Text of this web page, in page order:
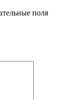
поля